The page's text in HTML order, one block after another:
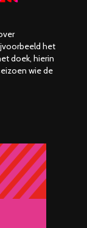
het
doek, hierin
wie de